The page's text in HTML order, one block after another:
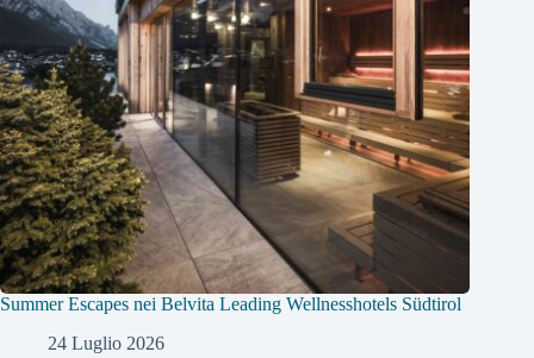
Summer Escapes nei Belvita Leading Wellnesshotels Südtirol
24 Luglio 2026